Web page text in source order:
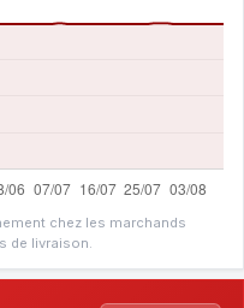
chez les marchands
de livraison.